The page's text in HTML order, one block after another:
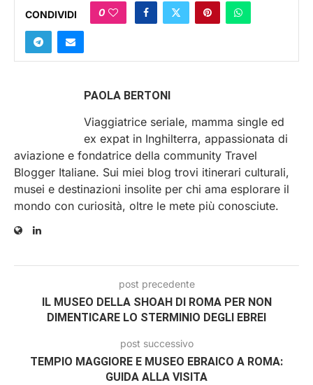
CONDIVIDI 0
PAOLA BERTONI
Viaggiatrice seriale, mamma single ed
ex expat in Inghilterra, appassionata di
aviazione e fondatrice della community Travel
Blogger Italiane. Sui miei blog trovi itinerari culturali,
musei e destinazioni insolite per chi ama esplorare il
mondo con curiosità, oltre le mete più conosciute.
post precedente
IL MUSEO DELLA SHOAH DI ROMA PER NON
DIMENTICARE LO STERMINIO DEGLI EBREI
post successivo
TEMPIO MAGGIORE E MUSEO EBRAICO A ROMA:
GUIDA ALLA VISITA